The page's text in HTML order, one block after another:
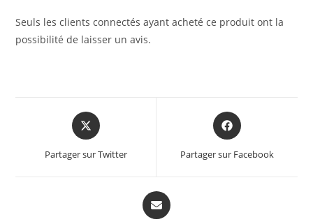
Seuls les clients connectés ayant acheté ce produit ont la
possibilité de laisser un avis.
Partager sur Twitter Partager sur Facebook